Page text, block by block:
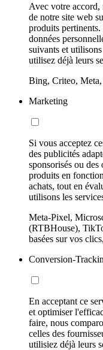
Avec votre accord,
de notre site web
produits
données
suivants et
utilisez déjà leurs
Bing, Criteo,
Marketing
Si vous acceptez
des publicités
sponsorisés ou
produits en
achats, tout en
utilisons les
Meta-Pixel,
(RTBHouse),
basées sur vos
Conversion-
En acceptant ce
et optimiser
faire, nous
celles des
utilisiez déjà leurs